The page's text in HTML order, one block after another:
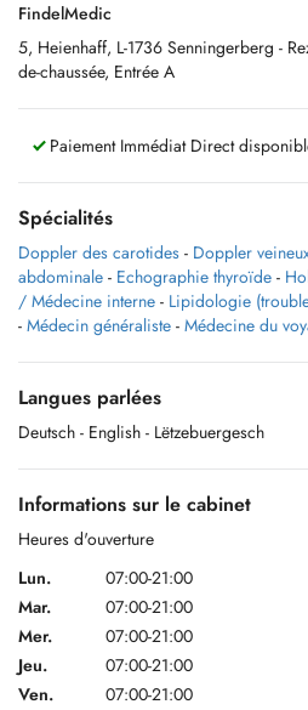
FindelMedic
5, Heienhaff, L-1736 Senningerberg -
de-chaussée, Entrée A
Paiement Immédiat Direct
Spécialités
Doppler des carotides - Doppler
abdominale - Echographie thyroïde -
/ Médecine interne - Lipidologie
- Médecin généraliste - Médecine du
Langues parlées
Deutsch - English - Lëtzebuergesch
Informations sur le cabinet
Heures d'ouverture
Lun.
07:00-21:00
Mar.
07:00-21:00
Mer.
07:00-21:00
Jeu.
07:00-21:00
Ven.
07:00-21:00